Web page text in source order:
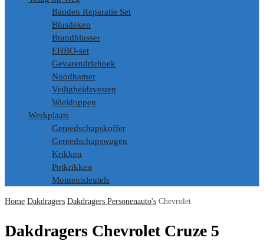
Banden Reparatie Set
Blusdeken
Brandblusser
EHBO-set
Gevarendriehoek
Noodhamer
Veiligheidsvesten
Wieldoppen
Werkplaats
Gereedschapskoffer
Gereedschapswagen
Krikken
Potkrikken
Momentsleutels
Home Dakdragers Dakdragers Personenauto's Chevrolet
Dakdragers Chevrolet Cruze 5